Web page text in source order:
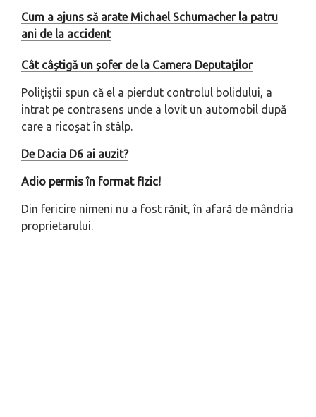
Cum a ajuns să arate Michael Schumacher la patru
ani de la accident
Cât câștigă un șofer de la Camera Deputaților
Poliţiştii spun că el a pierdut controlul bolidului, a
intrat pe contrasens unde a lovit un automobil după
care a ricoşat în stâlp.
De Dacia D6 ai auzit?
Adio permis în format fizic!
Din fericire nimeni nu a fost rănit, în afară de mândria
proprietarului.